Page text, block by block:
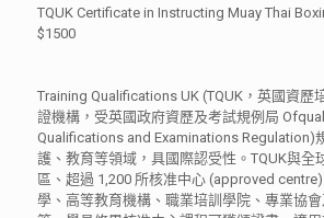
TQUK Certificate in Instructing Muay Thai
$1500
Training Qualifications UK (TQUK，英國資歷
證機構，受英國政府資歷及考試規例局
Qualifications and Examinations Regulation)
護、教育等領域，具國際認受性。TQUK與全
區、超過 1,200 所核准中心 (approved
學、高等教育機構、職業培訓學院、專業協